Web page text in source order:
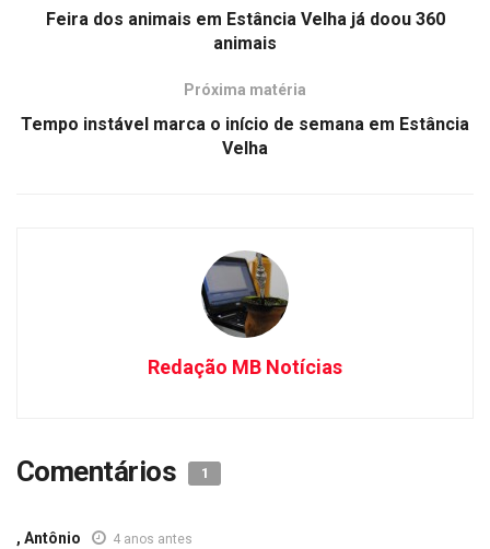
Feira dos animais em Estância Velha já doou 360
animais
Próxima matéria
Tempo instável marca o início de semana em Estância
Velha
Redação MB Notícias
Comentários 1
, Antônio 4 anos antes